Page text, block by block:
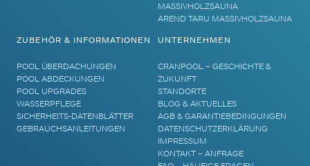
MASSIVHOLZSAUNA
AREND TARU MASSIVHOLZSAUNA
ZUBEHÖR & INFORMATIONEN
POOL ÜBERDACHUNGEN
POOL ABDECKUNGEN
POOL UPGRADES
WASSERPFLEGE
SICHERHEITS-DATENBLÄTTER
GEBRAUCHSANLEITUNGEN
UNTERNEHMEN
CRANPOOL – GESCHICHTE &
ZUKUNFT
STANDORTE
BLOG & AKTUELLES
AGB & GARANTIEBEDINGUNGEN
DATENSCHUTZERKLÄRUNG
IMPRESSUM
KONTAKT – ANFRAGE